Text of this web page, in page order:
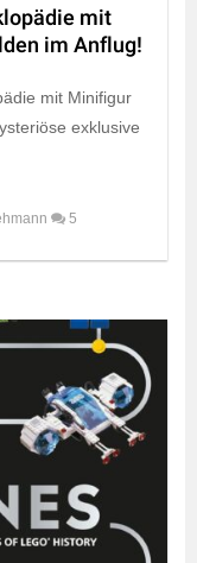
mit
im Anflug!
mit Minifigur
exklusive
5